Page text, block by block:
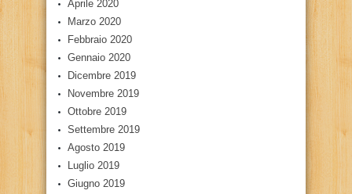
Aprile 2020
Marzo 2020
Febbraio 2020
Gennaio 2020
Dicembre 2019
Novembre 2019
Ottobre 2019
Settembre 2019
Agosto 2019
Luglio 2019
Giugno 2019